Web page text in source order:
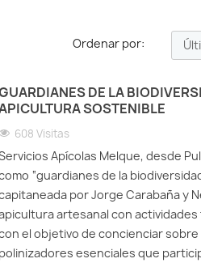
Ordenar por:
DE LA
SOSTENIBLE
608 Visitas
Apícolas Melque, desde
“guardianes de la
por Jorge Carabaña y
artesanal con
el objetivo de concienciar sobre
polinizadores esenciales que